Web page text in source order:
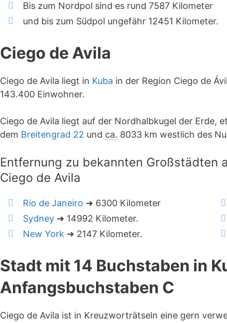
Bis zum Nordpol sind es rund 7587 Kilometer
und bis zum Südpol ungefähr 12451 Kilometer.
Ciego de Avila
Ciego de Avila liegt in Kuba in der Region Ciego de
143.400 Einwohner.
Ciego de Avila liegt auf der Nordhalbkugel der Erde,
dem Breitengrad 22 und ca. 8033 km westlich des
Entfernung zu bekannten Großstädten
Ciego de Avila
Rio de Janeiro ➜ 6300 Kilometer
Sydney ➜ 14992 Kilometer.
New York ➜ 2147 Kilometer.
Stadt mit 14 Buchstaben in
Anfangsbuchstaben C
Ciego de Avila ist in Kreuzworträtseln eine gern